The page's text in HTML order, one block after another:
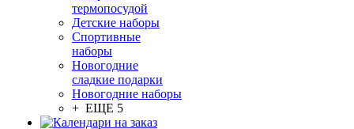
термопосудой
Детские наборы
Спортивные
наборы
Новогодние
сладкие подарки
Новогодние наборы
+ ЕЩЕ 5